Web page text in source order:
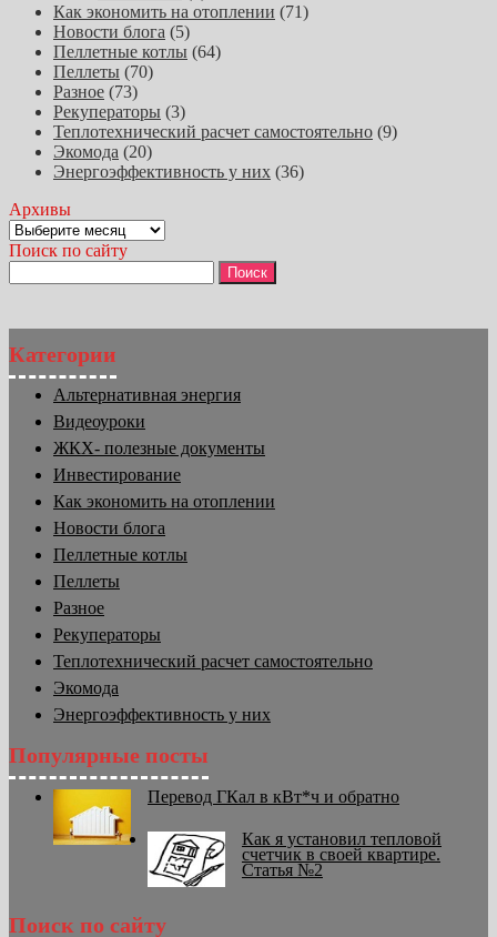
Как экономить на отоплении (71)
Новости блога (5)
Пеллетные котлы (64)
Пеллеты (70)
Разное (73)
Рекуператоры (3)
Теплотехнический расчет самостоятельно (9)
Экомода (20)
Энергоэффективность у них (36)
Архивы
Архивы
Поиск по сайту
Категории
Альтернативная энергия
Видеоуроки
ЖКХ- полезные документы
Инвестирование
Как экономить на отоплении
Новости блога
Пеллетные котлы
Пеллеты
Разное
Рекуператоры
Теплотехнический расчет самостоятельно
Экомода
Энергоэффективность у них
Популярные посты
Перевод ГКал в кВт*ч и обратно
Как я установил тепловой
счетчик в своей квартире.
Статья №2
Поиск по сайту